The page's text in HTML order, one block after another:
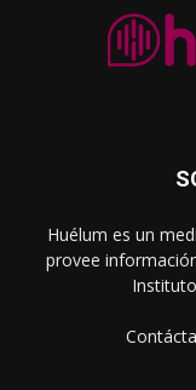
Huélum es un
provee